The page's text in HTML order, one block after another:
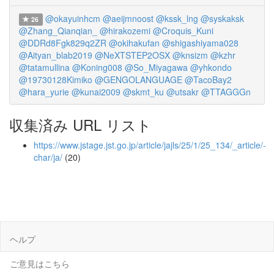
26 @okayuinhcm @aeijmnoost @kssk_lng @syskaksk
@Zhang_Qianqian_
@hirakozemi @Croquis_Kuni
@DDRd8Fgk829q2ZR @okihakufan @shigashiyama028
@Aityan_blab2019 @NeXTSTEP2OSX @knsizm @kzhr
@tatamullina @Koning008 @So_Miyagawa @yhkondo
@19730128Kimiko @GENGOLANGUAGE @TacoBay2
@hara_yurie @kunai2009 @skmt_ku @utsakr @TTAGGGn
収集済み URL リスト
https://www.jstage.jst.go.jp/article/jajls/25/1/25_134/_article/-
char/ja/ (20)
ヘルプ
ご意見はこちら